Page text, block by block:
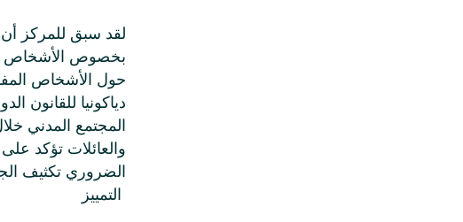
لقد سبق للمركز
بخصوص الأشخاص
حول الأشخاص
دياكونيا للقانون
المجتمع المدني
والعائلات تؤكد
الضروري تكثيف